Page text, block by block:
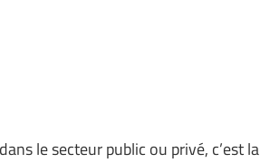
le secteur public ou privé, c’est la